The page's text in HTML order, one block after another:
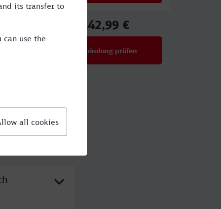
ab42,99 €
Verbindung prüfen